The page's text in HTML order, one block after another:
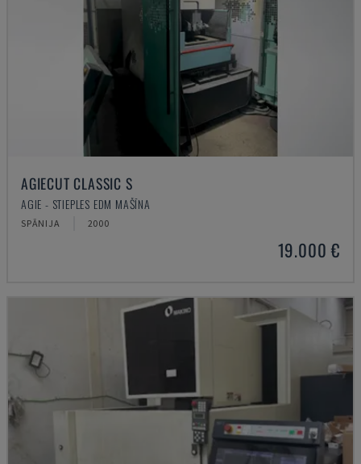
AGIECUT CLASSIC S
AGIE - STIEPLES EDM MAŠĪNA
SPĀNIJA 2000
19.000 €